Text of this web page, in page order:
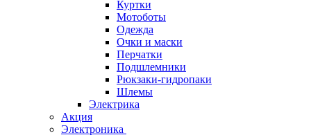
Куртки
Мотоботы
Одежда
Очки и маски
Перчатки
Подшлемники
Рюкзаки-гидропаки
Шлемы
Электрика
Акция
Электроника